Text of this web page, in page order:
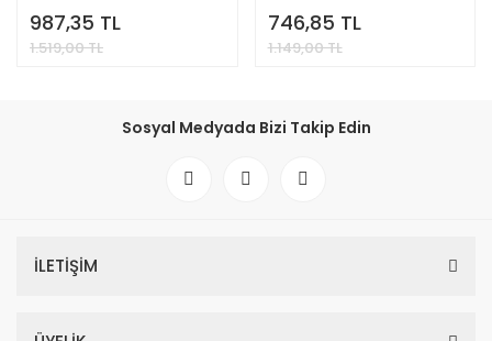
Koruma Paneli
987,35 TL
1.519,00 TL
Koruma Paneli
746,85 TL
1.149,00 TL
Sosyal Medyada Bizi Takip Edin
İLETİŞİM